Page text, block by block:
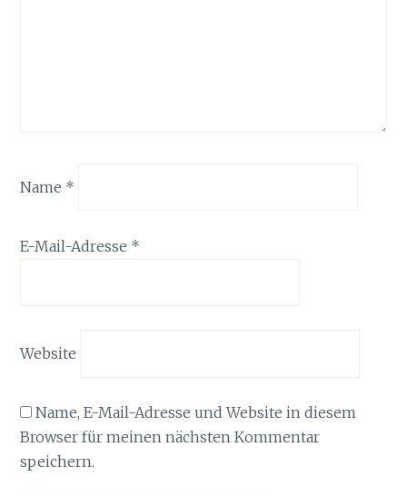
Name *
E-Mail-Adresse *
Website
Name, E-Mail-Adresse und Website in diesem
Browser für meinen nächsten Kommentar
speichern.